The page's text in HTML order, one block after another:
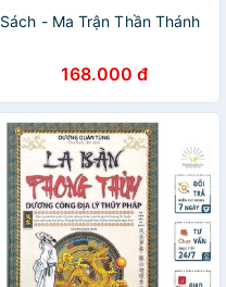
Sách - Ma Trận Thần Thánh
168.000 đ